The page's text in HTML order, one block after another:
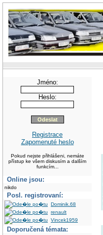
Jméno:
Heslo:
Registrace
Zapomenuté heslo
Pokud nejste přihlášeni, nemáte
přístup ke všem diskusím a dalším
funkcím...
Online jsou:
nikdo
Posl. registrovaní:
Dominik.68
renault
Vincek1959
Doporučená témata: